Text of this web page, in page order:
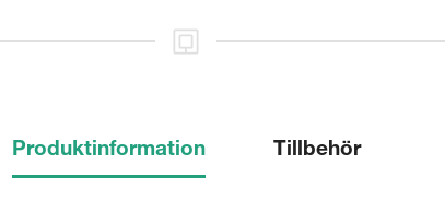
Produktinformation Tillbehör